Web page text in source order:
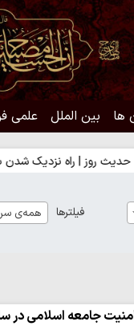
ها بین الملل علمی
نزدیک شدن به محبت
فیلترها همه‌ی
امنیت جامعه اسلامی